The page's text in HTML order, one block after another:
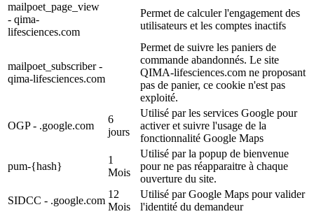
mailpoet_page_view
- qima-
lifesciences.com
Permet de calculer l'engagement des
utilisateurs et les comptes inactifs
mailpoet_subscriber -
qima-lifesciences.com
Permet de suivre les paniers de
commande abandonnés. Le site
QIMA-lifesciences.com ne proposant
pas de panier, ce cookie n'est pas
exploité.
OGP - .google.com
6
jours
Utilisé par les services Google pour
activer et suivre l'usage de la
fonctionnalité Google Maps
pum-{hash}
1
Mois
Utilisé par la popup de bienvenue
pour ne pas réapparaitre à chaque
ouverture du site.
SIDCC - .google.com
12
Mois
Utilisé par Google Maps pour valider
l'identité du demandeur